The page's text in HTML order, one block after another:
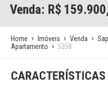
Venda: R$
Home Imóveis Venda
Apartamento
5358
CARACTERÍSTICAS